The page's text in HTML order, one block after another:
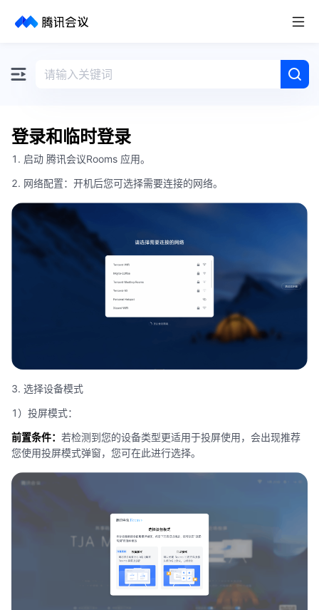
取消
登录和临时登录
1. 启动 腾讯会议Rooms 应用。
2. 网络配置：开机后您可选择需要连接的网络。
3. 选择设备模式
1）投屏模式：
前置条件： 若检测到您的设备类型更适用于投屏使用，会出现推荐
您使用投屏模式弹窗，您可在此进行选择。